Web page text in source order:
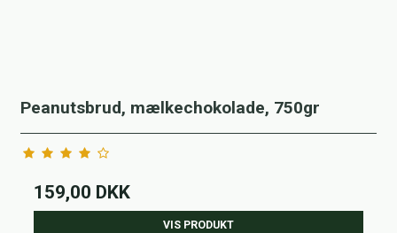
Peanutsbrud, mælkechokolade, 750gr
159,00 DKK
VIS PRODUKT